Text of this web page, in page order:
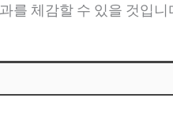
를 체감할 수 있을 것입니